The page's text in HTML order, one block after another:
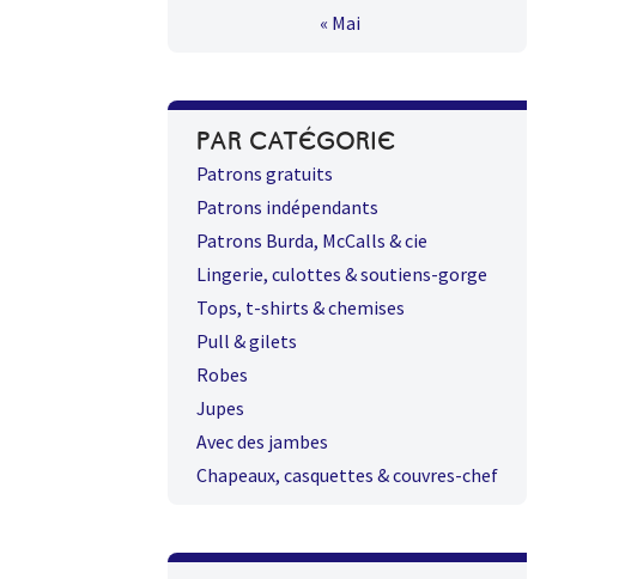
« Mai
PAR CATÉGORIE
Patrons gratuits
Patrons indépendants
Patrons Burda, McCalls & cie
Lingerie, culottes & soutiens-gorge
Tops, t-shirts & chemises
Pull & gilets
Robes
Jupes
Avec des jambes
Chapeaux, casquettes & couvres-chef